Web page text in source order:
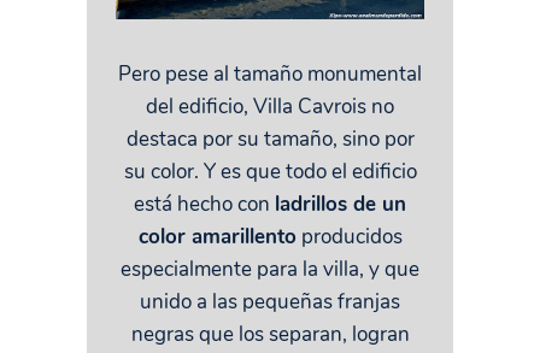
Pero pese al tamaño monumental
del edificio, Villa Cavrois no
destaca por su tamaño, sino por
su color. Y es que todo el edificio
está hecho con ladrillos de un
color amarillento producidos
especialmente para la villa, y que
unido a las pequeñas franjas
negras que los separan, logran